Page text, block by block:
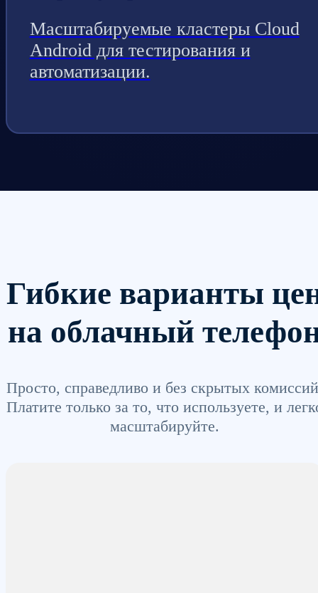
Масштабируемые кластеры Cloud
Android для тестирования и
автоматизации.
Гибкие варианты
на облачный
Просто, справедливо и без скрытых
Платите только за то, что используете, и
масштабируйте.